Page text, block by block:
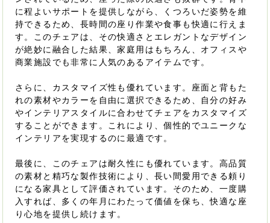
に程よいサポートを提供しながら、くつろいだ姿勢を維
持できるため、長時間の座り作業や食事も快適に行えま
す。このチェアは、その快適さとエレガントなデザイン
が絶妙に融合した結果、家庭用はもちろん、オフィスや
商業施設でも非常に人気のあるアイテムです。
さらに、カスタマイズ性も優れています。座面と背もた
れの素材やカラーを自由に選択できるため、自分の好み
やインテリアスタイルに合わせてチェアをカスタマイズ
することができます。これにより、個性的でユニークな
インテリアを実現するのに最適です。
最後に、このチェアは耐久性にも優れています。高品質
の素材と精巧な製作技術により、長い間愛用できる頼り
になる家具として評価されています。そのため、一度購
入すれば、多くの年月にわたって価値を保ち、快適な座
り心地を提供し続けます。